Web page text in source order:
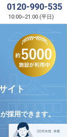
0120-990-535
10:00~21:00 (平日)
イト
が採用できます。